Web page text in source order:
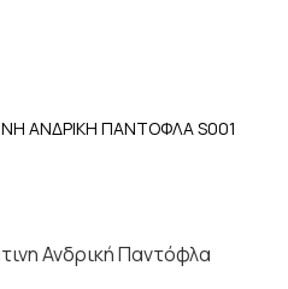
ΑΝΔΡΙΚΗ ΠΑΝΤΟΦΛΑ S001